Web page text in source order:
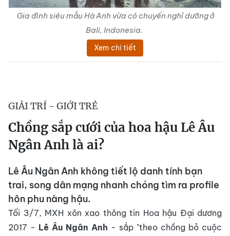
Gia đình siêu mẫu Hà Anh vừa có chuyến nghỉ dưỡng ở
Bali, Indonesia.
Xem chi tiết
GIẢI TRÍ - GIỚI TRẺ
Chồng sắp cưới của hoa hậu Lê Âu
Ngân Anh là ai?
Lê Âu Ngân Anh không tiết lộ danh tính bạn
trai, song dân mạng nhanh chóng tìm ra profile
hôn phu nàng hậu.
Tối 3/7, MXH xôn xao thông tin Hoa hậu Đại dương
2017 - Lê Âu Ngân Anh - sắp "theo chồng bỏ cuộc